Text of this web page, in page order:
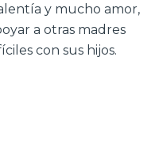
y mucho amor,
a otras madres
con sus hijos.